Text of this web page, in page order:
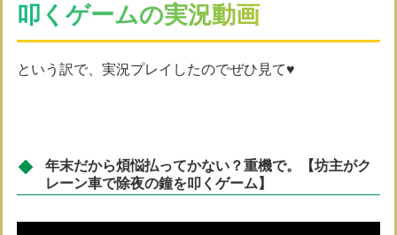
叩くゲームの実況動画
という訳で、実況プレイしたのでぜひ見て♥
年末だから煩悩払ってかない？重機で。【坊主がク
レーン車で除夜の鐘を叩くゲーム】